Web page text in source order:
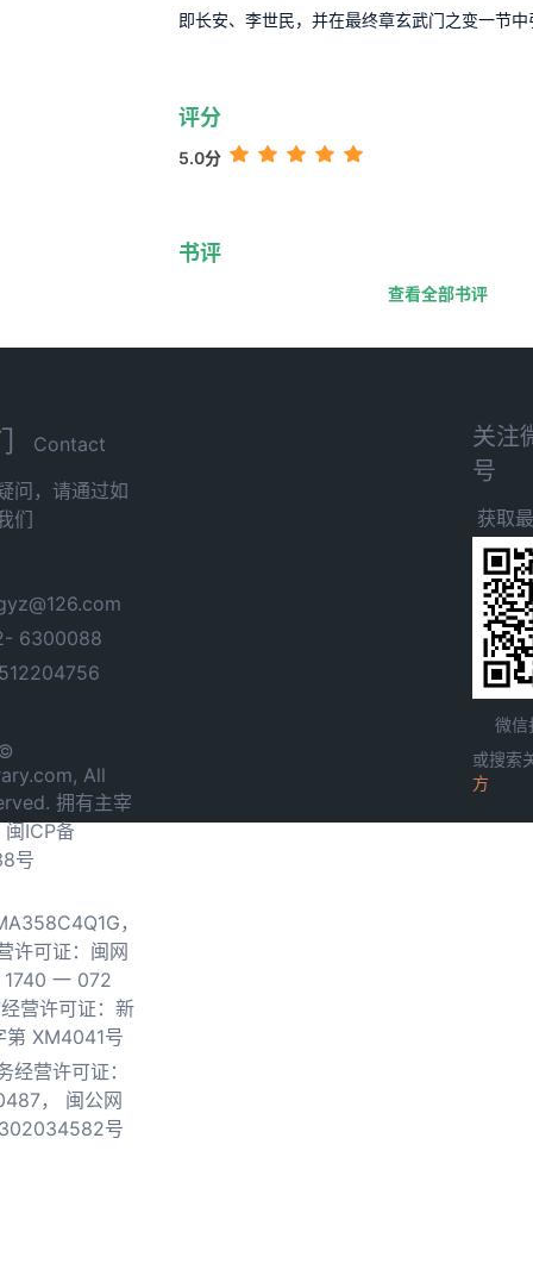
即长安、李世民，并在最终章玄武门之变一节
评分
5.0分
书评
查看全部书评
Contact
问，请通过如
们
6300088
All
拥有主宰
闽ICP备
号
，
许可证：闽网
一 072
营许可证：新
第 XM4041号
经营许可证：
，
闽公网
号
关注
号
获取
微信
或搜索
方